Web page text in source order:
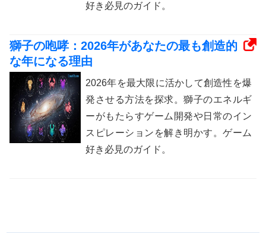
好き必見のガイド。
獅子の咆哮：2026年があなたの最も創造的
な年になる理由
2026年を最大限に活かして創造性を爆
発させる方法を探求。獅子のエネルギ
ーがもたらすゲーム開発や日常のイン
スピレーションを解き明かす。ゲーム
好き必見のガイド。